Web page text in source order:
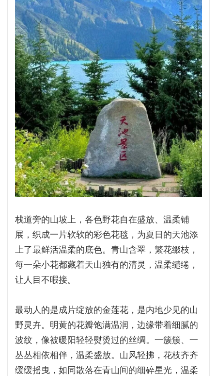
栈道旁的山坡上，各色野花自在盛放、温柔铺
展，织成一片软软的彩色花毯，为夏日的天池添
上了最鲜活温柔的底色。青山含翠，繁花缀枝，
每一朵小花都藏着天山独有的清灵，温柔缱绻，
让人目不暇接。
最动人的是成片绽放的金莲花，是内地少见的山
野灵卉。明黄的花瓣饱满温润，边缘带着细腻的
波纹，像被暖阳轻轻熨烫过的丝绸。一簇簇、一
丛丛相依相伴，温柔盛放。山风轻拂，花枝齐齐
缓缓摇曳，如同散落在青山间的细碎星光，温柔